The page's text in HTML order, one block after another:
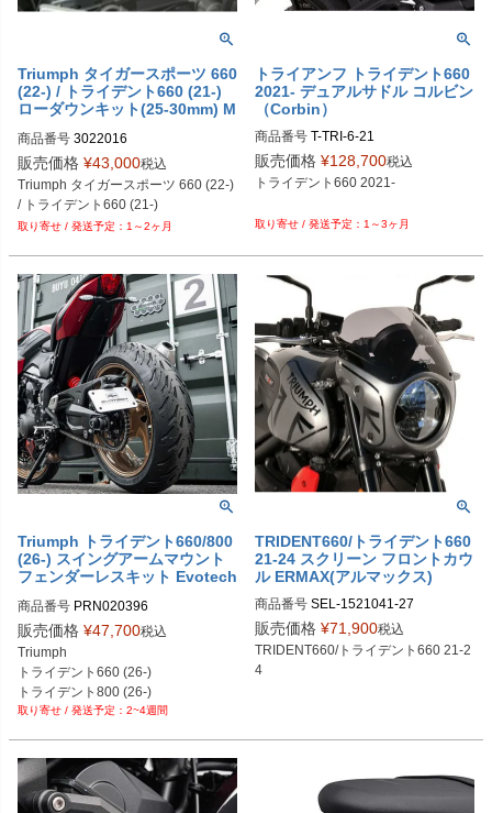
Triumph タイガースポーツ 660
(22-) / トライデント660 (21-)
ローダウンキット(25-30mm) M
商品番号 3022016
販売価格 ¥43,000税込
Triumph タイガースポーツ 660 (22-)
/ トライデント660 (21-)
1～2ヶ月
トライアンフ トライデント660
2021- デュアルサドル コルビン
（Corbin）
商品番号
販売価格 ¥128,700税込
トライデント660 2021-
1～3ヶ月
Triumph トライデント660/800
(26-) スイングアームマウント
フェンダーレスキット Evotech
商品番号 PRN020396
PRN020396-01
PRN020396-02
販売価格 ¥47,700税込
Triumph
トライデント660 (26-)
トライデント800 (26-)
2~4週間
TRIDENT660/トライデント660
21-24 スクリーン フロントカウ
ル ERMAX(アルマックス)
商品番号 SEL-1521041-27
1521041-27 シルバー
1521041-82 カーボン
1521041-73 マットブラック
販売価格 ¥71,900税込
TRIDENT660/トライデント660 21-2
4